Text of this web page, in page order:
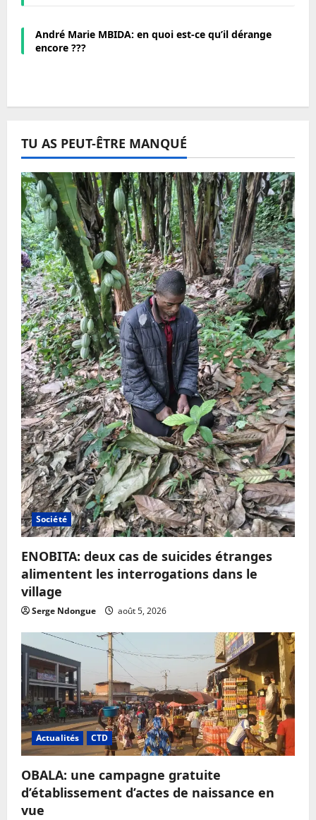
André Marie MBIDA: en quoi est-ce qu’il dérange
encore ???
TU AS PEUT-ÊTRE MANQUÉ
Société
ENOBITA: deux cas de suicides étranges
alimentent les interrogations dans le
village
Serge Ndongue août 5, 2026
Actualités CTD
OBALA: une campagne gratuite
d’établissement d’actes de naissance en
vue